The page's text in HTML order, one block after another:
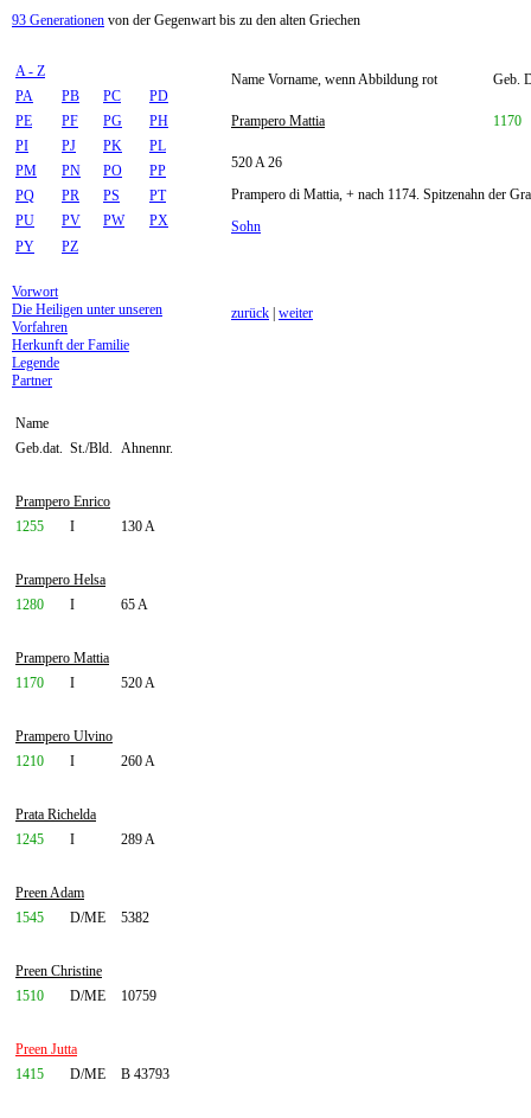
93 Generationen von der Gegenwart bis zu den alten Griechen
A - Z
PA
PB PC
PD
PE
PF PG
PH
PI
PJ PK
PL
PM
PN PO
PP
PQ
PR PS
PT
PU
PV PW
PX
PY
PZ
Vorwort
Die Heiligen unter unseren
Vorfahren
Herkunft der Familie
Legende
Partner
Name
Geb.dat. St./Bld. Ahnennr.
Prampero Enrico
1255
I 130 A
Prampero Helsa
1280
I 65 A
Prampero Mattia
1170
I 520 A
Prampero Ulvino
1210
I 260 A
Prata Richelda
1245
I 289 A
Preen Adam
1545
D/ME 5382
Preen Christine
1510
D/ME 10759
Preen Jutta
1415
D/ME B 43793
Name Vorname, wenn Abbildung rot Geb.
Prampero Mattia 1170
520 A 26
Prampero di Mattia, + nach 1174. Spitzenahn der
Sohn
zurück weiter